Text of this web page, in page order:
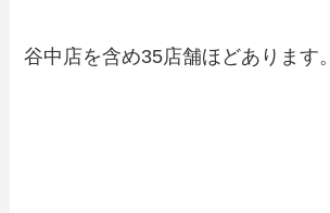
谷中店を含め35店舗ほどあります。